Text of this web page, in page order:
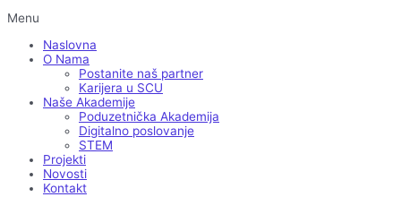
Menu
Naslovna
O Nama
Postanite naš partner
Karijera u SCU
Naše Akademije
Poduzetnička Akademija
Digitalno poslovanje
STEM
Projekti
Novosti
Kontakt